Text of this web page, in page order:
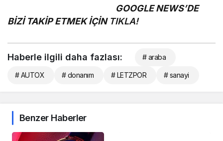
GOOGLE NEWS’DE
BİZİ TAKİP ETMEK İÇİN TIKLA!
Haberle ilgili daha fazlası: # araba
# AUTOX # donanım # LETZPOR # sanayi
Benzer Haberler